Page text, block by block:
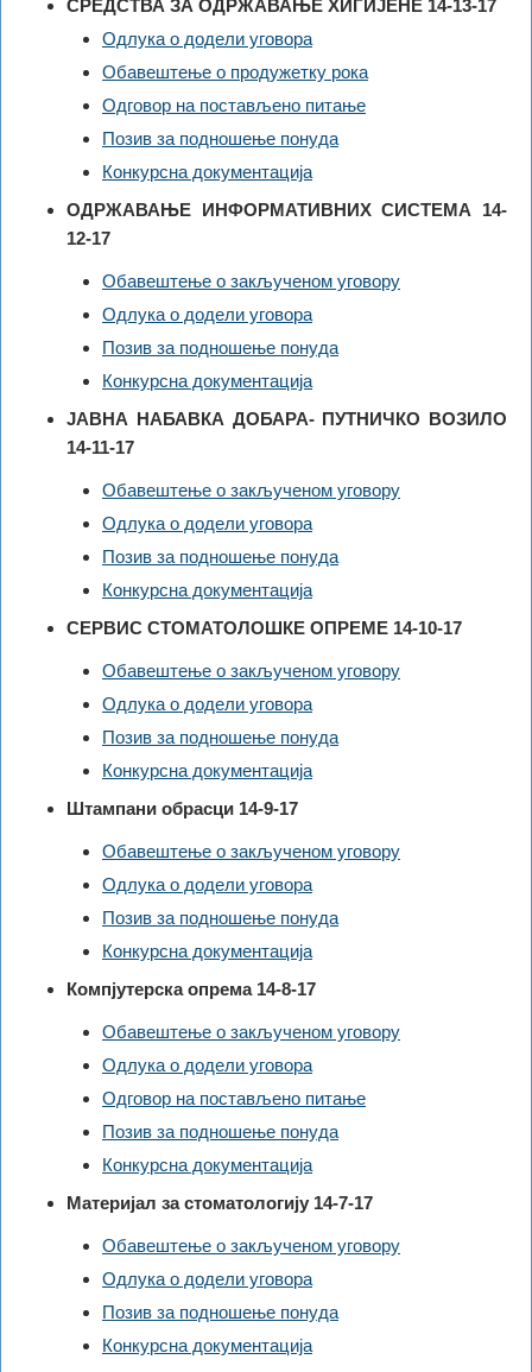
СРЕДСТВА ЗА ОДРЖАВАЊЕ ХИГИЈЕНЕ 14-13-17
Одлука о додели уговора
Обавештење о продужетку рока
Одговор на постављено питање
Позив за подношење понуда
Конкурсна документација
ОДРЖАВАЊЕ ИНФОРМАТИВНИХ СИСТЕМА 14-
12-17
Обавештење о закљученом уговору
Одлука о додели уговора
Позив за подношење понуда
Конкурсна документација
ЈАВНА НАБАВКА ДОБАРА- ПУТНИЧКО ВОЗИЛО
14-11-17
Обавештење о закљученом уговору
Одлука о додели уговора
Позив за подношење понуда
Конкурсна документација
СЕРВИС СТОМАТОЛОШКЕ ОПРЕМЕ 14-10-17
Обавештење о закљученом уговору
Одлука о додели уговора
Позив за подношење понуда
Конкурсна документација
Штампани обрасци 14-9-17
Обавештење о закљученом уговору
Одлука о додели уговора
Позив за подношење понуда
Конкурсна документација
Компјутерска опрема 14-8-17
Обавештење о закљученом уговору
Одлука о додели уговора
Одговор на постављено питање
Позив за подношење понуда
Конкурсна документација
Mатеријал за стоматологију 14-7-17
Обавештење о закљученом уговору
Одлука о додели уговора
Позив за подношење понуда
Конкурсна документација